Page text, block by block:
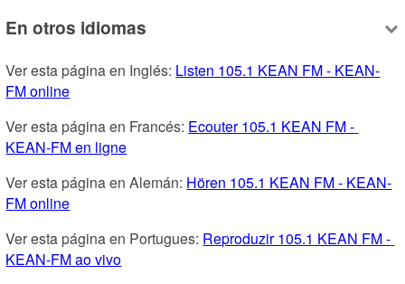
En otros idiomas
Ver esta página en Inglés: Listen 105.1 KEAN FM - KEAN-
FM online
Ver esta página en Francés: Ecouter 105.1 KEAN FM -
KEAN-FM en ligne
Ver esta página en Alemán: Hören 105.1 KEAN FM - KEAN-
FM online
Ver esta página en Portugues: Reproduzir 105.1 KEAN FM -
KEAN-FM ao vivo